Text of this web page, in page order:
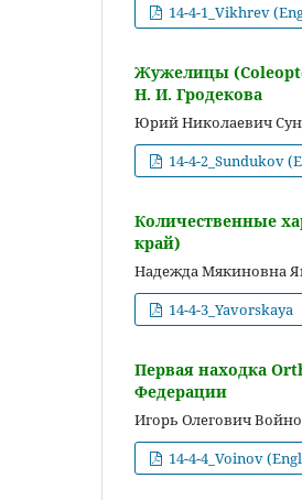
14-4-1_Vikhrev
Жужелицы
Н. И. Гродекова
Юрий Николаевич
14-4-2_Sundukov
Количественные
край)
Надежда Мякиновна
14-4-3_Yavorskaya
Первая находка
Федерации
Игорь Олегович
14-4-4_Voinov